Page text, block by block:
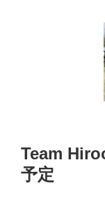
Team
予定